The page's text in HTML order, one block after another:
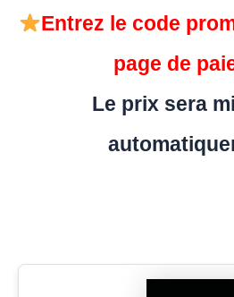
Entrez le code
page de
Le prix sera